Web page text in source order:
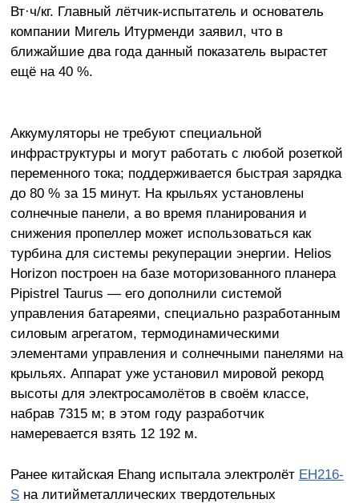
Вт·ч/кг. Главный лётчик-испытатель и основатель
компании Мигель Итурменди заявил, что в
ближайшие два года данный показатель вырастет
ещё на 40 %.
Аккумуляторы не требуют специальной
инфраструктуры и могут работать с любой розеткой
переменного тока; поддерживается быстрая зарядка
до 80 % за 15 минут. На крыльях установлены
солнечные панели, а во время планирования и
снижения пропеллер может использоваться как
турбина для системы рекуперации энергии. Helios
Horizon построен на базе моторизованного планера
Pipistrel Taurus — его дополнили системой
управления батареями, специально разработанным
силовым агрегатом, термодинамическими
элементами управления и солнечными панелями на
крыльях. Аппарат уже установил мировой рекорд
высоты для электросамолётов в своём классе,
набрав 7315 м; в этом году разработчик
намеревается взять 12 192 м.
Ранее китайская Ehang испытала электролёт EH216-
Sна литийметаллических твердотельных